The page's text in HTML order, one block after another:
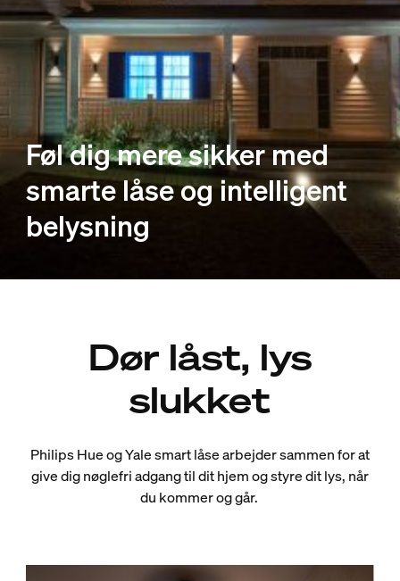
Føl dig mere sikker med
smarte låse og intelligent
belysning
Dør låst, lys
slukket
Philips Hue og Yale smart låse arbejder sammen for at
give dig nøglefri adgang til dit hjem og styre dit lys, når
du kommer og går.